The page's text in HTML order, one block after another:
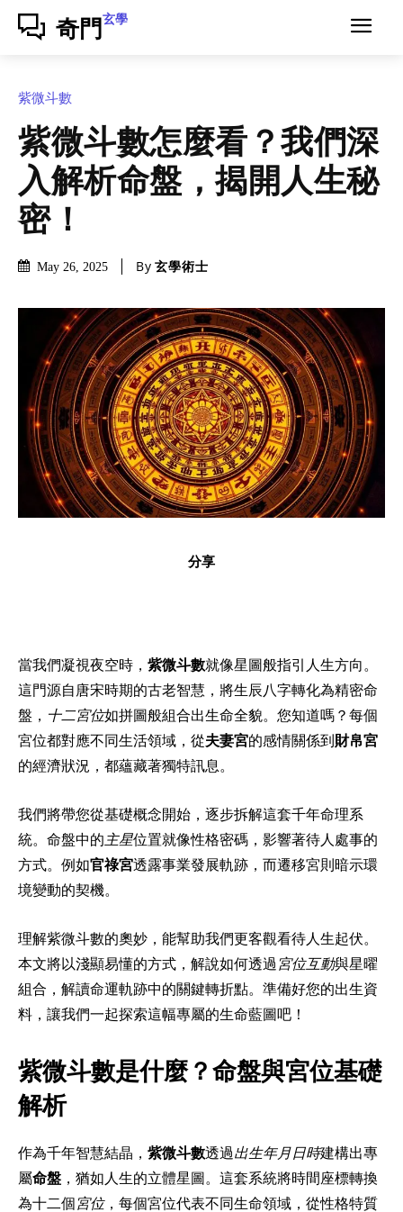
奇門 玄學
紫微斗數
紫微斗數怎麼看？我們深
入解析命盤，揭開人生秘
密！
May 26, 2025 By 玄學術士
分享
當我們凝視夜空時， 紫微斗數就像星圖般指引人生方向。
這門源自唐宋時期的古老智慧，將生辰八字轉化為精密命
盤， 十二宮位如拼圖般組合出生命全貌。您知道嗎？每個
宮位都對應不同生活領域，從夫妻宮的感情關係到 財帛宮
的經濟狀況，都蘊藏著獨特訊息。
我們將帶您從基礎概念開始，逐步拆解這套千年命理系
統。命盤中的 主星位置就像性格密碼，影響著待人處事的
方式。例如官祿宮透露事業發展軌跡，而遷移宮則暗示環
境變動的契機。
理解紫微斗數的奧妙，能幫助我們更客觀看待人生起伏。
本文將以淺顯易懂的方式，解說如何透過 宮位互動與星曜
組合，解讀命運軌跡中的關鍵轉折點。準備好您的出生資
料，讓我們一起探索這幅專屬的生命藍圖吧！
紫微斗數是什麼？命盤與宮位基礎
解析
作為千年智慧結晶， 紫微斗數透過出生年月日時建構出專
屬命盤 ，猶如人生的立體星圖。這套系統將時間座標轉換
為十二個 宮位，每個宮位代表不同生命領域，從性格特質